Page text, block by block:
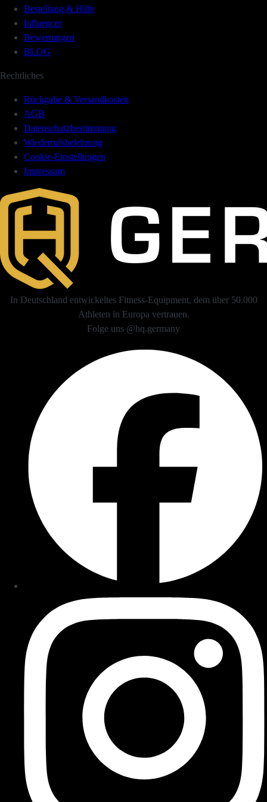
du dich Stück für Stück an dein Ziel heran arbeitest, egal wie klein
diese Schritte sein müssen.
Bestellung & Hilfe
Influencer
Bewertungen
BLOG
Rechtliches
Rückgabe & Versandkosten
AGB
Datenschutzbestimmung
Wiederrufsbelehrung
Cookie-Einstellungen
Impressum
In Deutschland entwickeltes Fitness-Equipment, dem über 50.000
Athleten in Europa vertrauen.
Folge uns @hq.germany